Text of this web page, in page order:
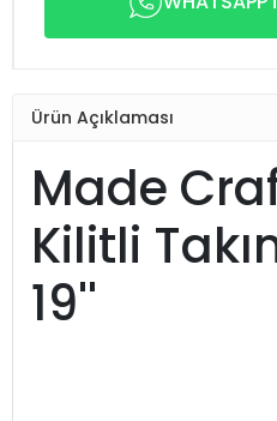
Ürün Açıklaması
Made
Kilitli
19''